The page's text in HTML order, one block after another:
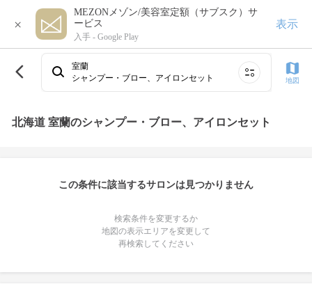
×
MEZONメゾン/美容室定額（サブスク）サ
ービス
入手 - Google Play
表示
室蘭
シャンプー・ブロー、アイロンセット
地図
北海道 室蘭のシャンプー・ブロー、アイロンセット
この条件に該当するサロンは見つかりません
検索条件を変更するか
地図の表示エリアを変更して
再検索してください